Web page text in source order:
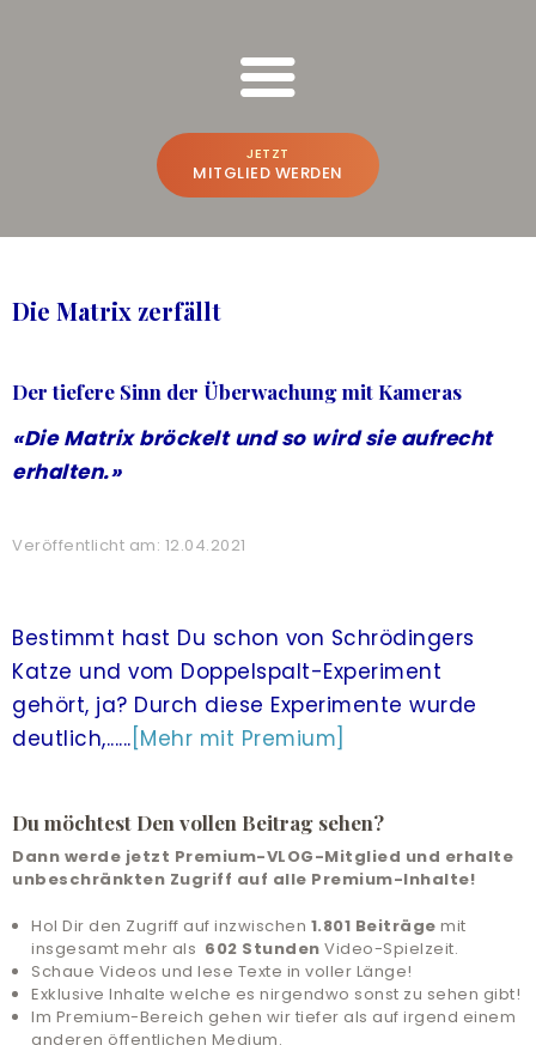
JETZT
MITGLIED WERDEN
FREESPIRIT ONLINE SCHULUNGEN
Bruno Würtenberger & Aline N. Brandstetter
BEWUSSTSEINS-VLOG
ACREATE THE FUTURE
ONLINE-POWER-TRAINING
FREESPIRIT®
ALLE ANGEBOTE
& UNTERSTÜTZUNG
COMMUNITY
HILFE UND SUPPORT
Die Matrix zerfällt
Der tiefere Sinn der Überwachung mit Kameras
«Die Matrix bröckelt und so wird sie aufrecht
erhalten.»
Veröffentlicht am: 12.04.2021
Bestimmt hast Du schon von Schrödingers
Katze und vom Doppelspalt-Experiment
gehört, ja? Durch diese Experimente wurde
deutlich,...... [Mehr mit Premium]
Du möchtest Den vollen Beitrag sehen?
Dann werde jetzt Premium-VLOG-Mitglied und erhalte
unbeschränkten Zugriff auf alle Premium-Inhalte!
Hol Dir den Zugriff auf inzwischen 1.801 Beiträge mit
insgesamt mehr als 602 Stunden Video-Spielzeit.
Schaue Videos und lese Texte in voller Länge!
Exklusive Inhalte welche es nirgendwo sonst zu sehen gibt!
Im Premium-Bereich gehen wir tiefer als auf irgend einem
anderen öffentlichen Medium.